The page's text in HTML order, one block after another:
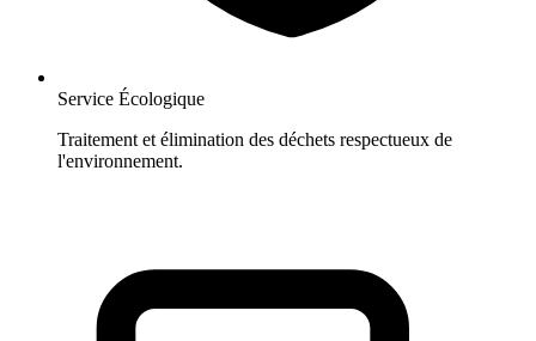
Service Écologique
Traitement et élimination des déchets respectueux de
l'environnement.